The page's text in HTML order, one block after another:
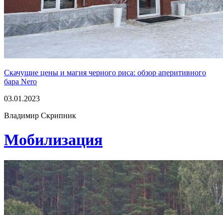
Скачущие цены и магия черного риса: обзор аперитивного
бара Nero
03.01.2023
Владимир Скрипник
Мобилизация